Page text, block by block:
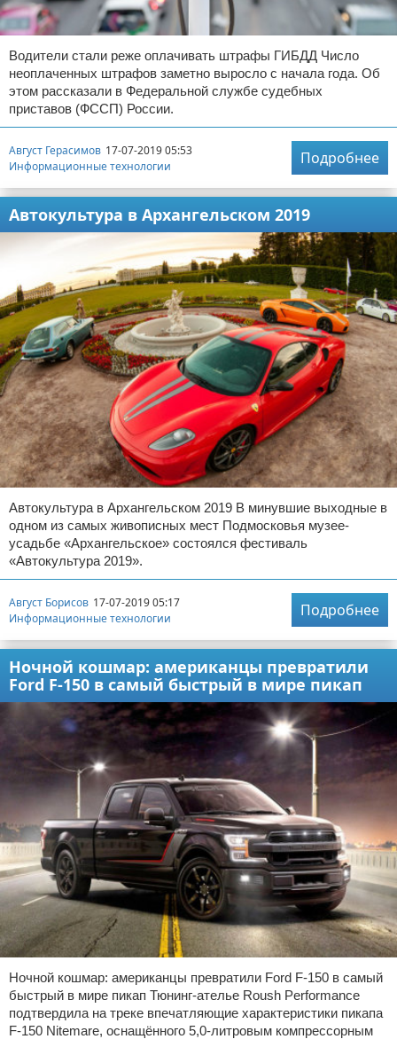
Водители стали реже оплачивать штрафы ГИБДД Число
неоплаченных штрафов заметно выросло с начала года. Об
этом рассказали в Федеральной службе судебных
приставов (ФССП) России.
Август Герасимов 17-07-2019 05:53
Информационные технологии
Подробнее
Автокультура в Архангельском 2019
Автокультура в Архангельском 2019 В минувшие выходные в
одном из самых живописных мест Подмосковья музее-
усадьбе «Архангельское» состоялся фестиваль
«Автокультура 2019».
Август Борисов 17-07-2019 05:17
Информационные технологии
Подробнее
Ночной кошмар: американцы превратили
Ford F-150 в самый быстрый в мире пикап
Ночной кошмар: американцы превратили Ford F-150 в самый
быстрый в мире пикап Тюнинг-ателье Roush Performance
подтвердила на треке впечатляющие характеристики пикапа
F-150 Nitemare, оснащённого 5,0-литровым компрессорным